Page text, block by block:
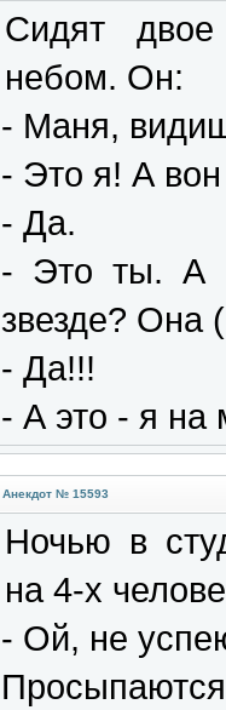
Сидят
небом. Он:
- Маня,
- Это я! А вон
- Да.
- Это ты. А
звезде? Она
- Да!!!
- А это - я на
Анекдот № 15593
Ночью в
на 4-х
- Ой, не